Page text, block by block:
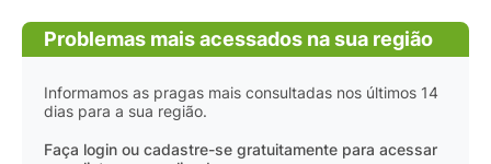
Problemas mais acessados na sua região
Informamos as pragas mais consultadas nos últimos 14
dias para a sua região.
Faça login ou cadastre-se gratuitamente para acessar